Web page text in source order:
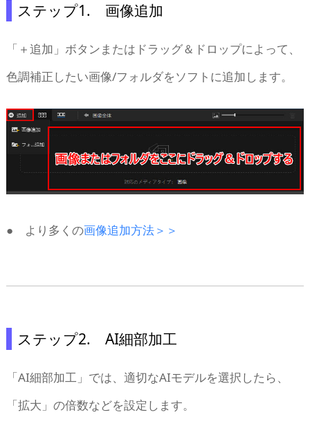
ステップ1. 画像追加
「＋追加」ボタンまたはドラッグ＆ドロップによって、
色調補正したい画像/フォルダをソフトに追加します。
● より多くの画像追加方法＞＞
ステップ2. AI細部加工
「AI細部加工」では、適切なAIモデルを選択したら、
「拡大」の倍数などを設定します。